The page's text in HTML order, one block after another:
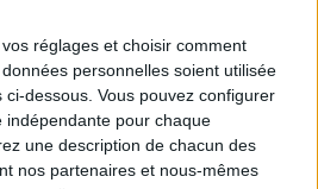
réglages et choisir comment
personnelles soient utilisée
dessous. Vous pouvez configurer
indépendante pour chaque
une description de chacun des
nos partenaires et nous-mêmes
20 juin 2026
21h30
207